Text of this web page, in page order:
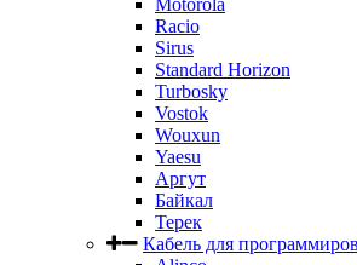
Motorola
Racio
Sirus
Standard Horizon
Turbosky
Vostok
Wouxun
Yaesu
Аргут
Байкал
Терек
Кабель для